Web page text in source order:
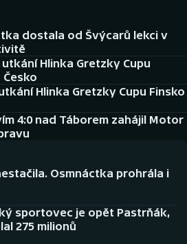
dostala od Švýcarů lekci v
utkání Hlinka Gretzky Cupu
Česko
Hlinka Gretzky Cupu Finsko
4:0 nad Táborem zahájil Motor
Osmnáctka prohrála i
sportovec je opět Pastrňák,
275 milionů